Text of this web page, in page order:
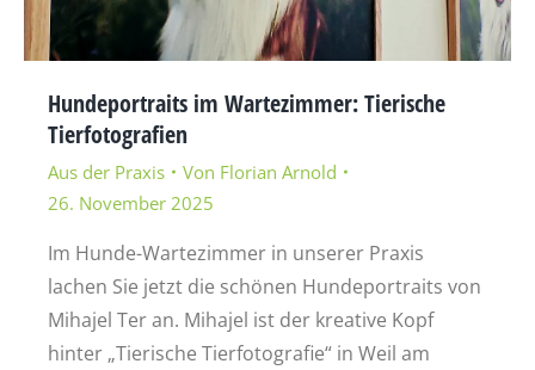
Hundeportraits im Wartezimmer: Tierische
Tierfotografien
Aus der Praxis Von Florian Arnold
26. November 2025
Im Hunde-Wartezimmer in unserer Praxis
lachen Sie jetzt die schönen Hundeportraits von
Mihajel Ter an. Mihajel ist der kreative Kopf
hinter „Tierische Tierfotografie“ in Weil am